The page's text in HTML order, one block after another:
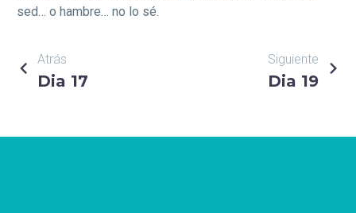
sed… o hambre… no lo sé.
NAVEGACIÓN
ENTRADAS
Atrás
Dia 17
Siguiente
Dia 19